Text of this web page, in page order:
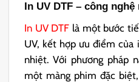
In UV DTF – công
In UV DTF là một bước
UV, kết hợp ưu điểm của
nhiệt. Với phương pháp
một màng phim đặc